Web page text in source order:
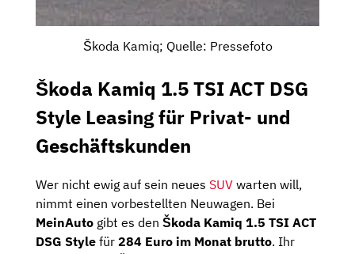
Škoda Kamiq; Quelle: Pressefoto
Škoda Kamiq 1.5 TSI ACT DSG
Style Leasing für Privat- und
Geschäftskunden
Wer nicht ewig auf sein neues SUV warten will,
nimmt einen vorbestellten Neuwagen. Bei
MeinAuto gibt es den Škoda Kamiq 1.5 TSI ACT
DSG Style für 284 Euro im Monat brutto. Ihr